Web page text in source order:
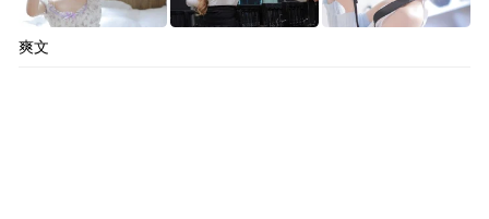
爽文